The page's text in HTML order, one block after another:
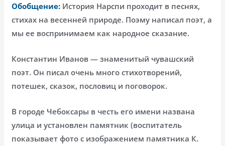
Обобщение: История Нарспи проходит в песнях,
стихах на весенней природе. Поэму написал поэт, а
мы ее воспринимаем как народное сказание.
Константин Иванов — знаменитый чувашский
поэт. Он писал очень много стихотворений,
потешек, сказок, пословиц и поговорок.
В городе Чебоксары в честь его имени названа
улица и установлен памятник (воспитатель
показывает фото с изображением памятника К.